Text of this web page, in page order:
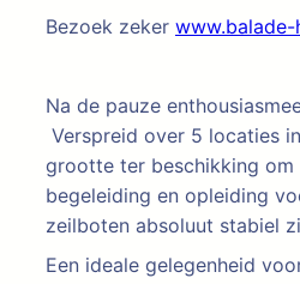
Bezoek zeker
Na de pauze
Verspreid over 5 locaties
grootte ter beschikking om
begeleiding en opleiding
zeilboten absoluut stabiel
Een ideale gelegenheid